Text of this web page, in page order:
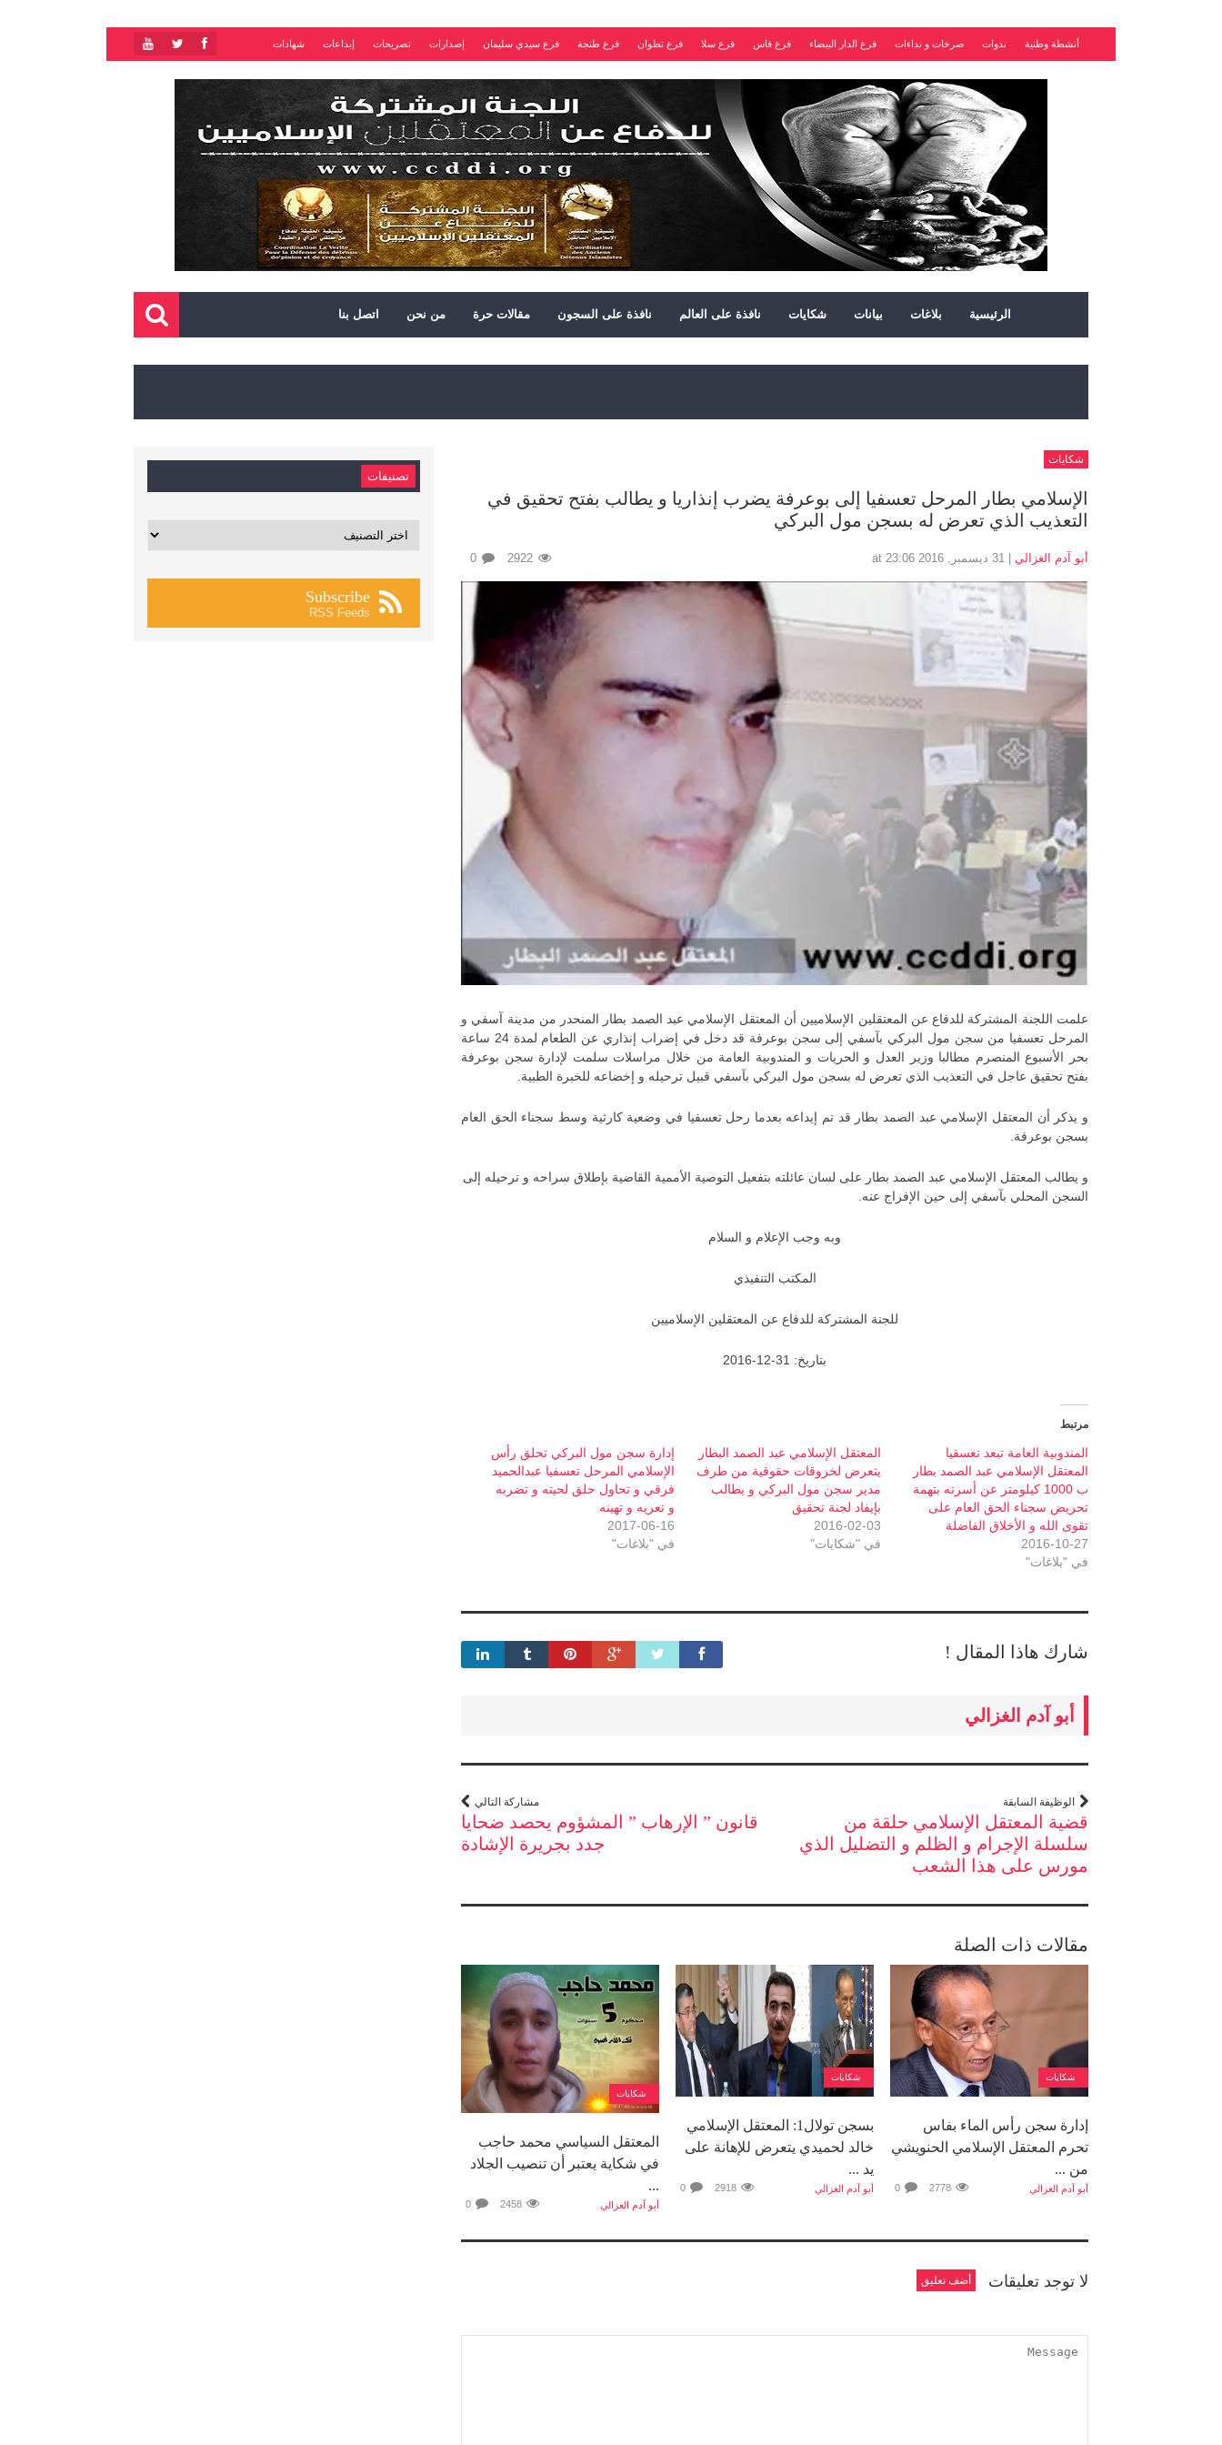
أنشطة وطنية ندوات صرخات و نداءات فرع الدار البيضاء فرع فاس فرع سلا فرع تطوان فرع طنجة فرع سيدي سليمان إصدارات تصريحات إبداعات شهادات
الرئيسية بلاغات بيانات شكايات نافذة على العالم نافذة على السجون مقالات حرة من نحن اتصل بنا
شكايات
الإسلامي بطار المرحل تعسفيا إلى بوعرفة يضرب إنذاريا و يطالب بفتح تحقيق في
التعذيب الذي تعرض له بسجن مول البركي
أبو آدم الغزالي 0
علمت اللجنة المشتركة للدفاع عن المعتقلين الإسلاميين أن المعتقل الإسلامي عبد الصمد بطار المنحدر من مدينة آسفي و
المرحل تعسفيا من سجن مول البركي بآسفي إلى سجن بوعرفة قد دخل في إضراب إنذاري عن الطعام لمدة 24 ساعة
بحر الأسبوع المنصرم مطالبا وزير العدل و الحريات و المندوبية العامة من خلال مراسلات سلمت لإدارة سجن بوعرفة
بفتح تحقيق عاجل في التعذيب الذي تعرض له بسجن مول البركي بآسفي قبيل ترحيله و إخضاعه للخبرة الطبية.
و يذكر أن المعتقل الإسلامي عبد الصمد بطار قد تم إيداعه بعدما رحل تعسفيا في وضعية كارثية وسط سجناء الحق العام
بسجن بوعرفة.
و يطالب المعتقل الإسلامي عبد الصمد بطار على لسان عائلته بتفعيل التوصية الأممية القاضية بإطلاق سراحه و ترحيله إلى
السجن المحلي بآسفي إلى حين الإفراج عنه.
وبه وجب الإعلام و السلام
المكتب التنفيذي
للجنة المشتركة للدفاع عن المعتقلين الإسلاميين
بتاريخ: 31-12-2016
مرتبط
المندوبية العامة تبعد تعسفيا
المعتقل الإسلامي عبد الصمد بطار
ب 1000 كيلومتر عن أسرته بتهمة
تحريض سجناء الحق العام على
تقوى الله و الأخلاق الفاضلة
2016-10-27
في "بلاغات"
المعتقل الإسلامي عبد الصمد البطار
يتعرض لخروقات حقوقية من طرف
مدير سجن مول البركي و يطالب
بإيفاد لجنة تحقيق
2016-02-03
في "شكايات"
إدارة سجن مول البركي تحلق رأس
الإسلامي المرحل تعسفيا عبدالحميد
فرقي و تحاول حلق لحيته و تضربه
و تعريه و تهينه
2017-06-16
في "بلاغات"
شارك هاذا المقال !
أبو آدم الغزالي
الوظيفة السابقة
قضية المعتقل الإسلامي حلقة من
سلسلة الإجرام و الظلم و التضليل الذي
مورس على هذا الشعب
مشاركة التالي
قانون ” الإرهاب ” المشؤوم يحصد ضحايا
جدد بجريرة الإشادة
مقالات ذات الصلة
شكايات
إدارة سجن رأس الماء بفاس
تحرم المعتقل الإسلامي الحنويشي
من ...
أبو آدم الغزالي 0
شكايات
بسجن تولال1: المعتقل الإسلامي
خالد لحميدي يتعرض للإهانة على
يد ...
أبو آدم الغزالي 0
شكايات
المعتقل السياسي محمد حاجب
في شكاية يعتبر أن تنصيب الجلاد
...
أبو آدم الغزالي 0
لا توجد تعليقات أضف تعليق
تصنيفات
تصنيفات
Subscribe
RSS Feeds